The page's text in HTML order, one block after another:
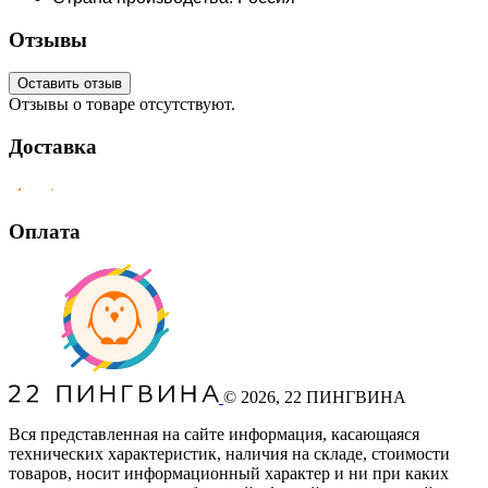
Отзывы
Оставить отзыв
Отзывы о товаре отсутствуют.
Доставка
Оплата
© 2026, 22 ПИНГВИНА
Вся представленная на сайте информация, касающаяся
технических характеристик, наличия на складе, стоимости
товаров, носит информационный характер и ни при каких